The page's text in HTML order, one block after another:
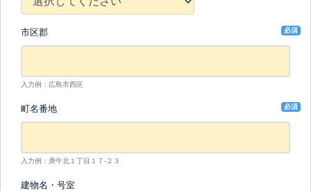
市区郡 必須
入力例：広島市西区
町名番地 必須
入力例：庚午北１丁目１７-２３
建物名・号室